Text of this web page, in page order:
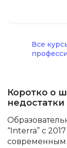
Все
Коротко о
недостатки
“Interra” с
современным